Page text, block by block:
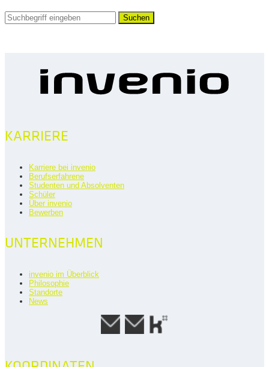
Suchen
KARRIERE
Karriere bei invenio
Berufserfahrene
Studenten und Absolventen
Schüler
Über invenio
Bewerben
UNTERNEHMEN
invenio im Überblick
Philosophie
Standorte
News